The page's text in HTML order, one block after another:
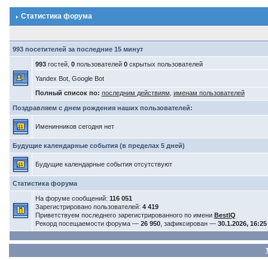
Статистика форума
993 посетителей за последние 15 минут
993гостей, 0пользователей 0скрытых пользователей
Yandex Bot, Google Bot
Полный список по: последним действиям именам пользователей
Поздравляем с днем рождения наших пользователей:
Именинников сегодня нет
Будущие календарные события (в пределах 5 дней)
Будущие календарные события отсутствуют
Статистика форума
На форуме сообщений: 116 051
Зарегистрировано пользователей: 4 419
Приветствуем последнего зарегистрированного по имени BestIQ
Рекорд посещаемости форума — 26 950, зафиксирован — 30.1.2026, 16:25